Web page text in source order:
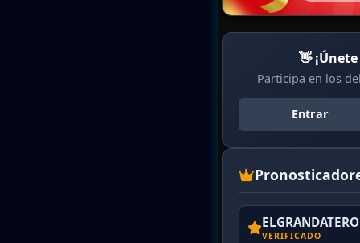
👋
Participa en los
Entrar
VERIFICADO